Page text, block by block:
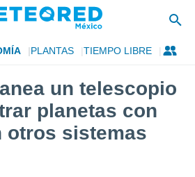
PLANTAS TIEMPO LIBRE
un telescopio
planetas con
otros sistemas